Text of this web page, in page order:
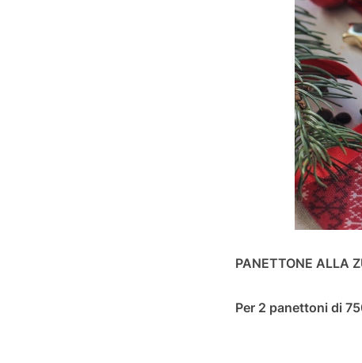
PANETTONE ALLA
Per 2 panettoni di